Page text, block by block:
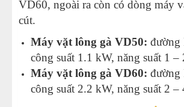
VD60, ngoài ra còn có dòng máy
cút.
Máy vặt lông gà VD50: đường
công suất 1.1 kW, năng suất 1 –
Máy vặt lông gà VD60: đường
công suất 2.2 kW, năng suất 2 –